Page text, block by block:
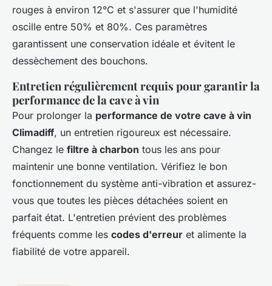
rouges à environ 12°C et s'assurer que l'humidité
oscille entre 50% et 80%. Ces paramètres
garantissent une conservation idéale et évitent le
dessèchement des bouchons.
Entretien régulièrement requis pour garantir la
performance de la cave à vin
Pour prolonger la performance de votre cave à vin
Climadiff, un entretien rigoureux est nécessaire.
Changez le filtre à charbon tous les ans pour
maintenir une bonne ventilation. Vérifiez le bon
fonctionnement du système anti-vibration et assurez-
vous que toutes les pièces détachées soient en
parfait état. L'entretien prévient des problèmes
fréquents comme les codes d'erreur et alimente la
fiabilité de votre appareil.